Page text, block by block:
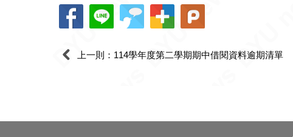
上一則：114學年度第二學期期中借閱資料逾期清單